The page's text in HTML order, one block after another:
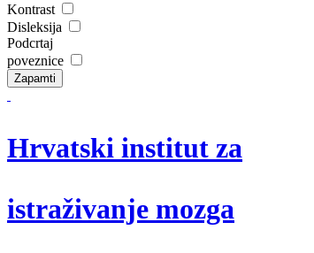
Kontrast
Disleksija
Podcrtaj
poveznice
Zapamti
Hrvatski institut za
istraživanje mozga